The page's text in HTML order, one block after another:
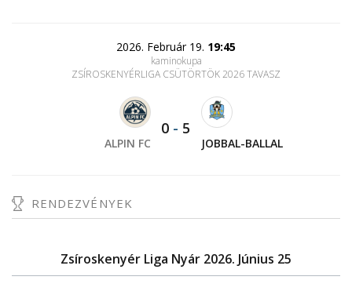
2026. Február 19. 19:45
kaminokupa
ZSÍROSKENYÉRLIGA CSÜTÖRTÖK 2026 TAVASZ
ALPIN FC
0 - 5
JOBBAL-BALLAL
RENDEZVÉNYEK
Zsíroskenyér Liga Nyár 2026. Június 25